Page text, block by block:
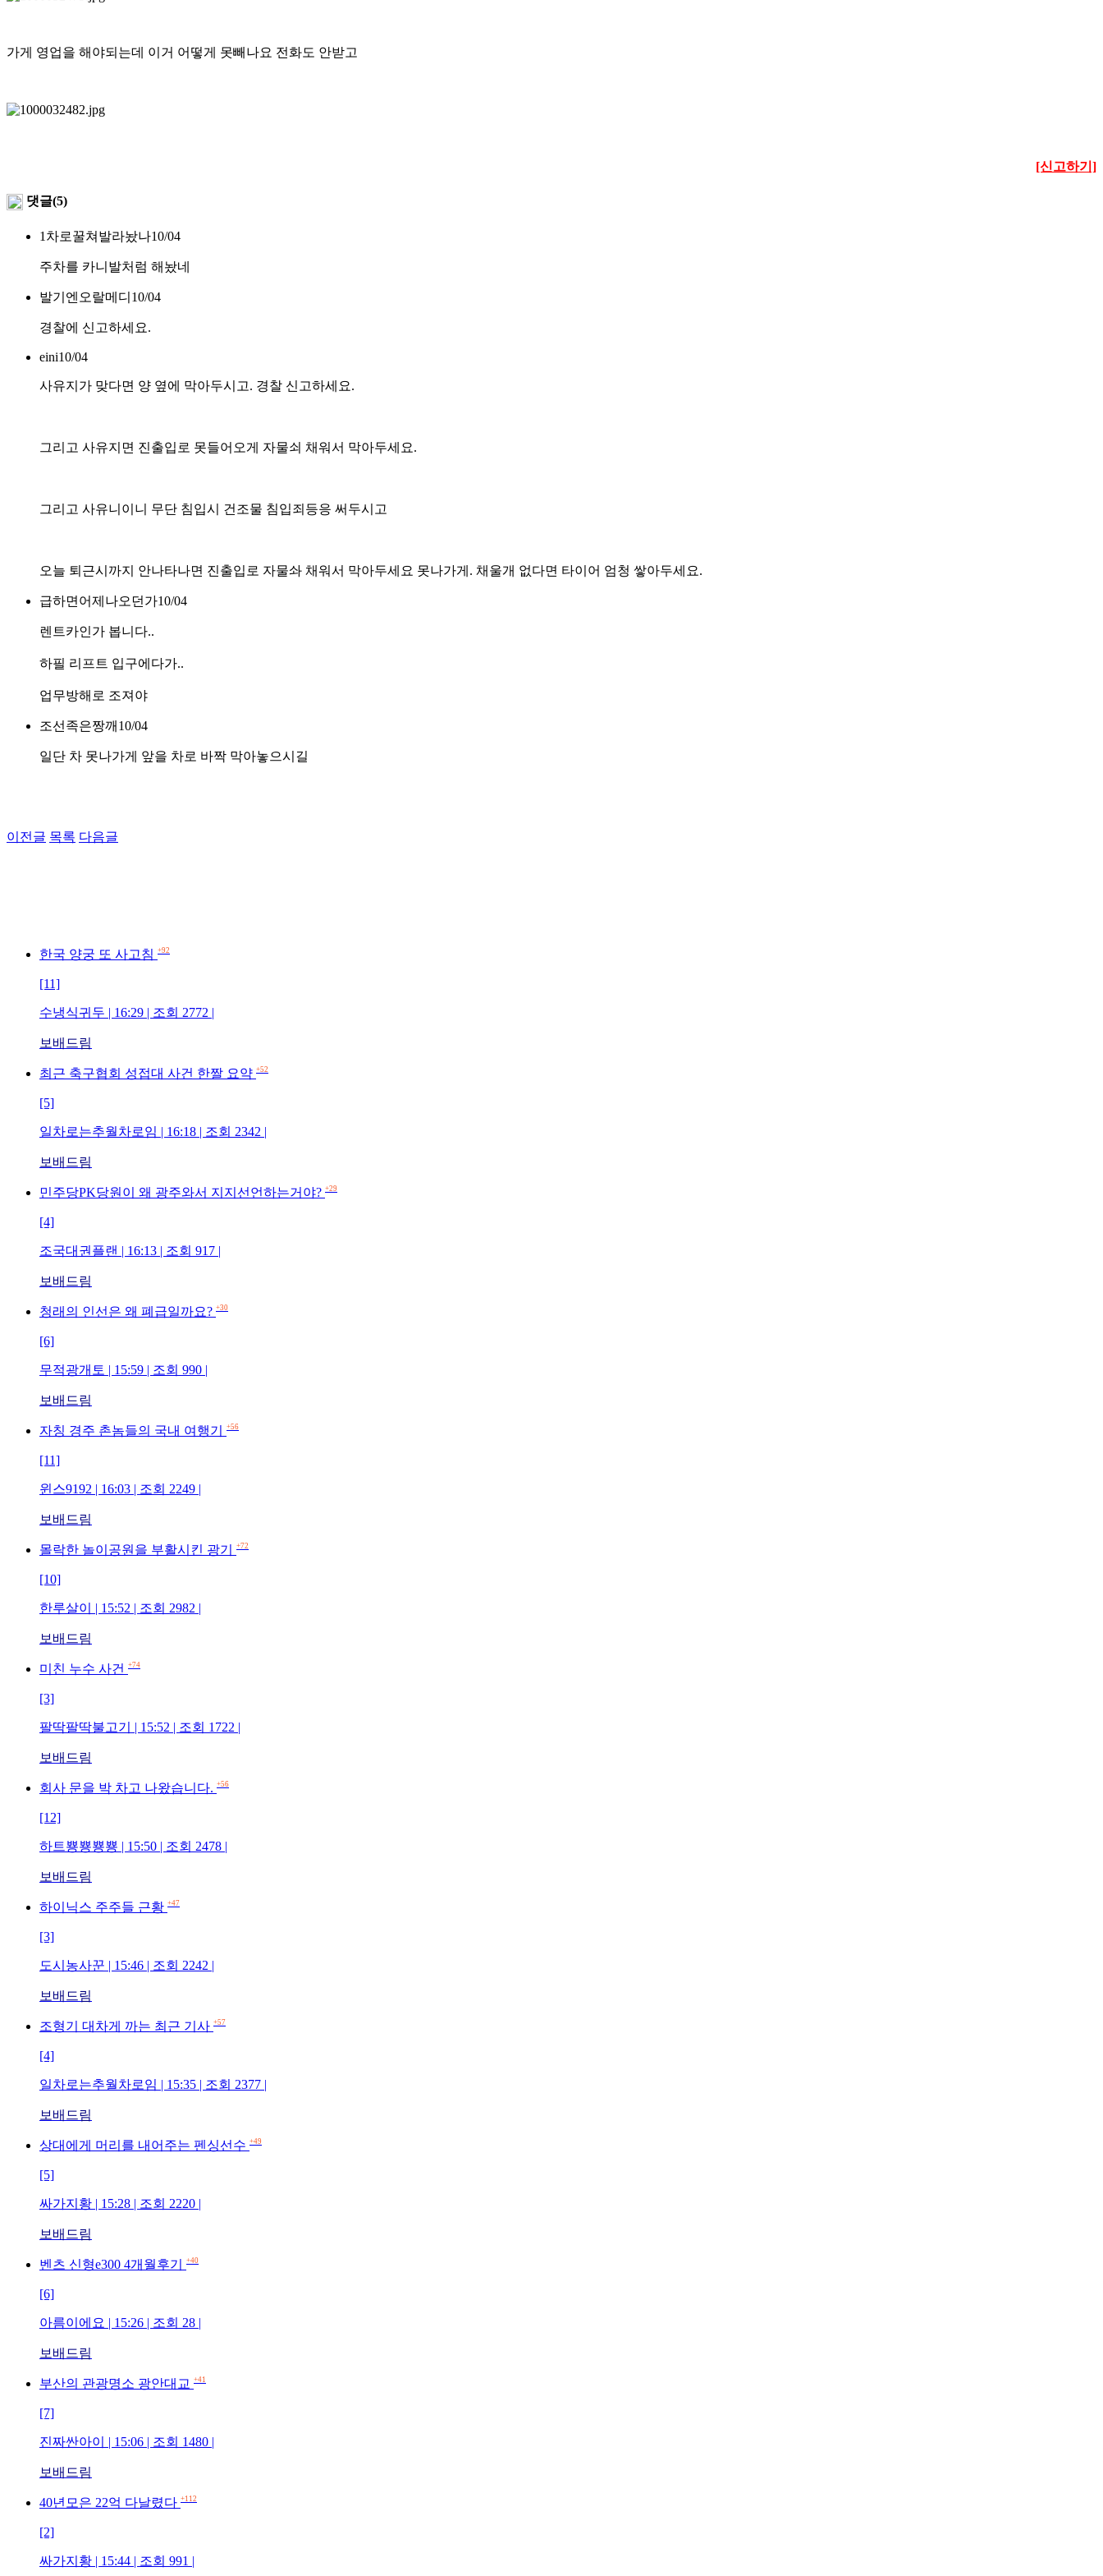
가게 영업을 해야되는데 이거 어떻게 못빼나요 전화도 안받고
[신고하기]
댓글(5)
1차로꿀쳐발라놨나10/04
주차를 카니발처럼 해놨네
발기엔오랄메디 10/04
경찰에 신고하세요.
eini10/04
사유지가 맞다면 양 옆에 막아두시고. 경찰 신고하세요.
그리고 사유지면 진출입로 못들어오게 자물쇠 채워서 막아두세요.
그리고 사유니이니 무단 침입시 건조물 침입죄등응 써두시고
오늘 퇴근시까지 안나타나면 진출입로 자물솨 채워서 막아두세요 못나가게. 채울개 없다면 타이어 엄청 쌓아두세요.
급하면어제나오던가10/04
렌트카인가 봅니다..
하필 리프트 입구에다가..
업무방해로 조져야
조선족은짱깨 10/04
일단 차 못나가게 앞을 차로 바짝 막아놓으시길
이전글 목록 다음글
한국 양궁 또 사고침 +92
[11]
수냉식귀두 | 16:29 | 조회 2772 |
보배드림
최근 축구협회 성접대 사건 한짤 요약 +52
[5]
일차로는추월차로임 | 16:18 | 조회 2342 |
보배드림
민주당PK당원이 왜 광주와서 지지선언하는거야? +29
[4]
조국대권플랜 | 16:13 | 조회 917 |
보배드림
청래의 인선은 왜 폐급일까요? +30
[6]
무적광개토 | 15:59 | 조회 990 |
보배드림
자칭 경주 촌놈들의 국내 여행기 +56
[11]
윈스9192 | 16:03 | 조회 2249 |
보배드림
몰락한 놀이공원을 부활시킨 광기 +72
[10]
한루살이 | 15:52 | 조회 2982 |
보배드림
미친 누수 사건 +74
[3]
팔딱팔딱불고기 | 15:52 | 조회 1722 |
보배드림
회사 문을 박 차고 나왔습니다. +56
[12]
하트뿅뿅뿅뿅 | 15:50 | 조회 2478 |
보배드림
하이닉스 주주들 근황 +47
[3]
도시농사꾼 | 15:46 | 조회 2242 |
보배드림
조형기 대차게 까는 최근 기사 +57
[4]
일차로는추월차로임 | 15:35 | 조회 2377 |
보배드림
상대에게 머리를 내어주는 펜싱선수 +49
[5]
싸가지황 | 15:28 | 조회 2220 |
보배드림
벤츠 신형e300 4개월후기 +40
[6]
아름이에요 | 15:26 | 조회 28 |
보배드림
부산의 관광명소 광안대교 +41
[7]
진짜싼아이 | 15:06 | 조회 1480 |
보배드림
40년모은 22억 다날렸다 +112
[2]
싸가지황 | 15:44 | 조회 991 |